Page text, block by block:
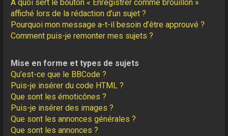
À quoi sert le bouton « Enregistrer comme brouillon »
affiché lors de la rédaction d’un sujet ?
Pourquoi mon message a-t-il besoin d’être approuvé ?
Comment puis-je remonter mes sujets ?
Mise en forme et types de sujets
Qu’est-ce que le BBCode ?
Puis-je insérer du code HTML ?
Que sont les émoticônes ?
Puis-je insérer des images ?
Que sont les annonces générales ?
Que sont les annonces ?